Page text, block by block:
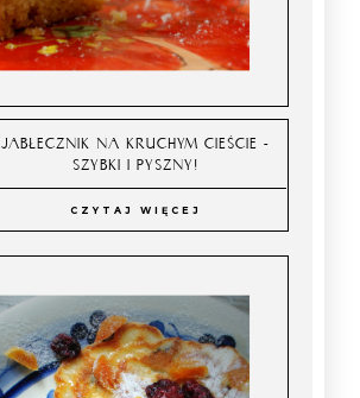
JABŁECZNIK NA KRUCHYM CIEŚCIE -
SZYBKI I PYSZNY!
CZYTAJ WIĘCEJ